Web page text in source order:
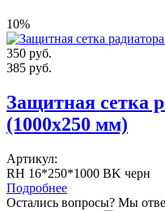
10%
350 руб.
385 руб.
Защитная сетка
(1000х250 мм)
Артикул:
RH 16*250*1000 BK черн
Подробнее
Остались вопросы? Мы